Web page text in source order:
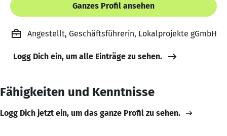
Ganzes Profil ansehen
Angestellt, Geschäftsführerin, Lokalprojekte gGmbH
Logg Dich ein, um alle Einträge zu sehen.
Fähigkeiten und Kenntnisse
Logg Dich jetzt ein, um das ganze Profil zu sehen.